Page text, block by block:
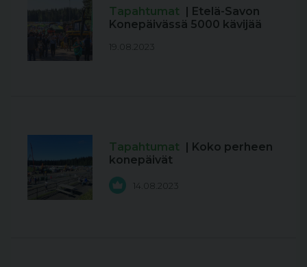
Tapahtumat
| Etelä-Savon
Konepäivässä 5000 kävijää
19.08.2023
Tapahtumat
| Koko perheen
konepäivät
14.08.2023